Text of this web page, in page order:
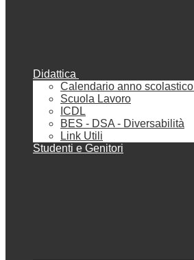
Didattica
Calendario anno
Scuola Lavoro
ICDL
BES - DSA - Diversabilità
Link Utili
Studenti e Genitori